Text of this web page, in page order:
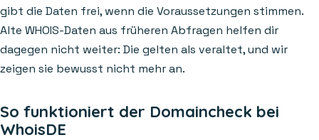
gibt die Daten frei, wenn die Voraussetzungen stimmen.
Alte WHOIS-Daten aus früheren Abfragen helfen dir
dagegen nicht weiter: Die gelten als veraltet, und wir
zeigen sie bewusst nicht mehr an.
So funktioniert der Domaincheck bei
WhoisDE